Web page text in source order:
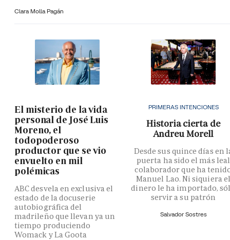
Clara Molla Pagán
El misterio de la vida
personal de José Luis
Moreno, el
todopoderoso
productor que se vio
envuelto en mil
polémicas
ABC desvela en exclusiva el
estado de la docuserie
autobiográfica del
madrileño que llevan ya un
tiempo produciendo
Womack y La Goota
PRIMERAS INTENCIONES
Historia cierta de
Andreu Morell
Desde sus quince días en
puerta ha sido el más leal
colaborador que ha
Manuel Lao. Ni siquiera
dinero le ha importado,
servir a su patrón
Salvador Sostres